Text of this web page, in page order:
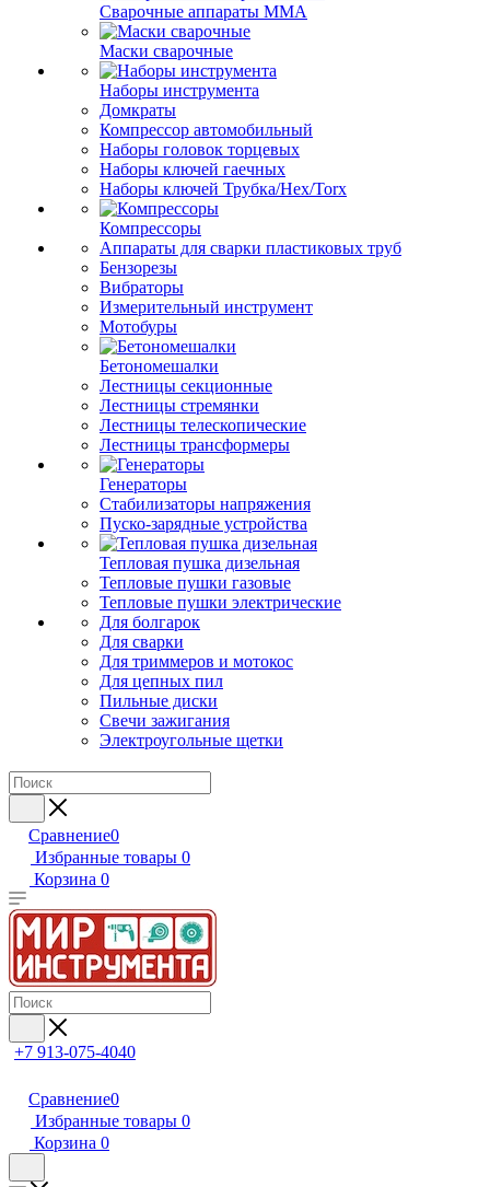
Сварочные аппараты ММА
Маски сварочные
Наборы инструмента
Домкраты
Компрессор автомобильный
Наборы головок торцевых
Наборы ключей гаечных
Наборы ключей Трубка/Hex/Torx
Компрессоры
Аппараты для сварки пластиковых труб
Бензорезы
Вибраторы
Измерительный инструмент
Мотобуры
Бетономешалки
Лестницы секционные
Лестницы стремянки
Лестницы телескопические
Лестницы трансформеры
Генераторы
Стабилизаторы напряжения
Пуско-зарядные устройства
Тепловая пушка дизельная
Тепловые пушки газовые
Тепловые пушки электрические
Для болгарок
Для сварки
Для триммеров и мотокос
Для цепных пил
Пильные диски
Свечи зажигания
Электроугольные щетки
Сравнение0
Избранные товары 0
Корзина 0
+7 913-075-4040
Сравнение0
Избранные товары 0
Корзина 0